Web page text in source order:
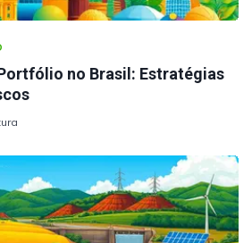
no Brasil: Estratégias